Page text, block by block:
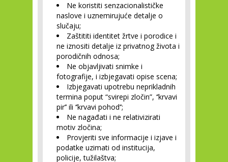
Ne koristiti senzacionalističke
naslove i uznemirujuće detalje o
slučaju;
Zaštititi identitet žrtve i porodice i
ne iznositi detalje iz privatnog života i
porodičnih odnosa;
Ne objavljivati snimke i
fotografije, i izbjegavati opise scena;
Izbjegavati upotrebu neprikladnih
termina poput “svirepi zločin”, ‘’krvavi
pir’’ ili ‘’krvavi pohod’’;
Ne nagađati i ne relativizirati
motiv zločina;
Provjeriti sve informacije i izjave i
podatke uzimati od institucija,
policije, tužilaštva;